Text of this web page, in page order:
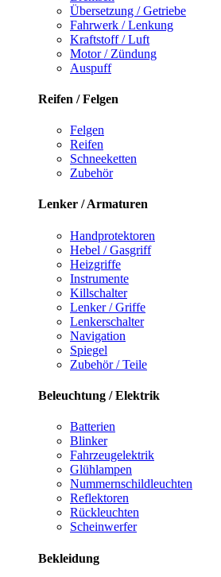
Übersetzung / Getriebe
Fahrwerk / Lenkung
Kraftstoff / Luft
Motor / Zündung
Auspuff
Reifen / Felgen
Felgen
Reifen
Schneeketten
Zubehör
Lenker / Armaturen
Handprotektoren
Hebel / Gasgriff
Heizgriffe
Instrumente
Killschalter
Lenker / Griffe
Lenkerschalter
Navigation
Spiegel
Zubehör / Teile
Beleuchtung / Elektrik
Batterien
Blinker
Fahrzeugelektrik
Glühlampen
Nummernschildleuchten
Reflektoren
Rückleuchten
Scheinwerfer
Bekleidung